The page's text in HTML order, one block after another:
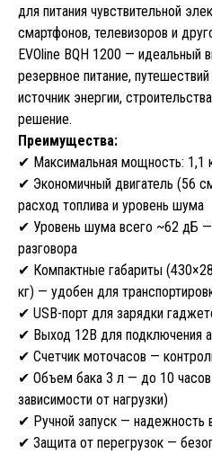
для питания чувствительной
смартфонов, телевизоров и
EVOline BQH 1200 —
резервное питание,
источник энергии,
решение.
Преимущества:
✔ Максимальная мощность: 1,1
✔ Экономичный двигатель (56
расход топлива и уровень шума
✔ Уровень шума всего ~62 дБ
разговора
✔ Компактные габариты
кг) — удобен для
✔ USB-порт для зарядки
✔ Выход 12В для подключения
✔ Счетчик моточасов —
✔ Объем бака 3 л — до 10 часов
зависимости от нагрузки)
✔ Ручной запуск — надежность
✔ Защита от перегрузок —